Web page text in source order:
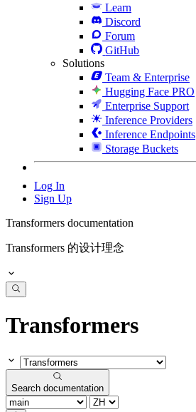
Learn
Discord
Forum
GitHub
Solutions
Team & Enterprise
Hugging Face PRO
Enterprise Support
Inference Providers
Inference Endpoints
Storage Buckets
Log In
Sign Up
Transformers documentation
Transformers 的设计理念
Transformers
Search documentation